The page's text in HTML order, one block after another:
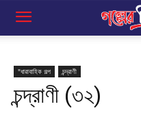
"ধারাবাহিক গল্প চন্দ্রাণী
চন্দ্রাণী (৩২)